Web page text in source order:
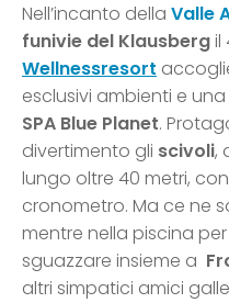
Nell’incanto della Valle
funivie del Klausbergil
Wellnessresort
esclusivi ambienti e una
SPA Blue Planet.
divertimento gli scivoli,
lungo oltre 40 metri,
cronometro. Ma ce ne
mentre nella piscina
sguazzare insieme a
altri simpatici amici